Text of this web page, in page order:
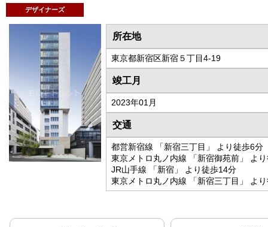
デザイナーズ
所在地
東京都新宿区新宿５丁目4-19
竣工月
2023年01月
交通
都営新宿線 「新宿三丁目」 より徒歩6分
東京メトロ丸ノ内線 「新宿御苑前」 よ
JR山手線 「新宿」 より徒歩14分
東京メトロ丸ノ内線 「新宿三丁目」 よ